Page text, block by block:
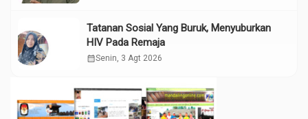
Tatanan Sosial Yang Buruk, Menyuburkan
HIV Pada Remaja
calendar_monthSenin, 3 Agt 2026